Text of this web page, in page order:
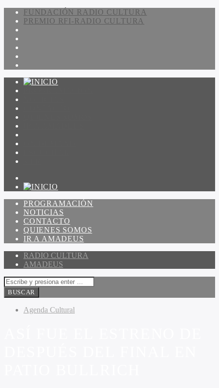
FUNDACIÓN RADIO CULTURA
PREMIO RFI-RADIO CULTURA
PROGRAMACIÓN
NOTICIAS
CONTACTO
QUIENES SOMOS
IR A AMADEUS
RADIO CULTURA
AMADEUS
Agenda Cultural